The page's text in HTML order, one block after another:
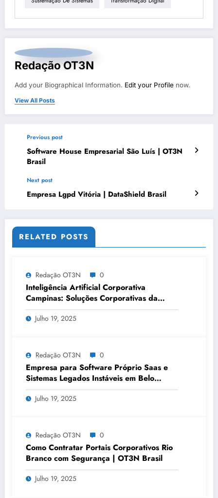
Redação OT3N
Add your Biographical Information. Edit your Profile now.
View All Posts
Previous post
Software House Empresarial São Luís | OT3N
Brasil
Next post
Empresa Lgpd Vitória | DataShield Brasil
RELATED POSTS
Redação OT3N 0
Inteligência Artificial Corporativa
Campinas: Soluções Corporativas da
OT3N Brasil – Guia 3083
Julho 19, 2025
Redação OT3N 0
Empresa para Software Próprio Saas e
Sistemas Legados Instáveis em Belo
Horizonte | OT3N Brasil – Guia 3449
Julho 19, 2025
Redação OT3N 0
Como Contratar Portais Corporativos Rio
Branco com Segurança | OT3N Brasil
Julho 19, 2025